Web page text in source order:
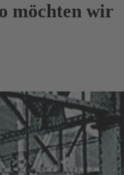
möchten wir